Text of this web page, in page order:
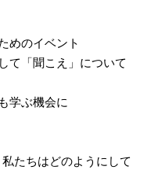
めのイベント
て「聞こえ」について
学ぶ機会に
たちはどのようにして